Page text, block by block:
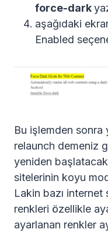
force-dark
aşağıdaki
Enabled
Bu işlemden sonra
relaunch demeniz
yeniden
sitelerinin koyu
Lakin bazı
renkleri özellikle
ayarlanan renkler